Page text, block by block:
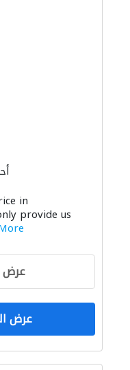
in
provide us
عرض
عرض